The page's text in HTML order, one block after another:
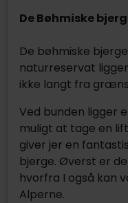
De Bøhmiske
De bøhmiske
naturreservat
ikke langt fra
Ved bunden ligger
muligt at tage en
giver jer en
bjerge. Øverst er
hvorfra I også kan
Alperne.